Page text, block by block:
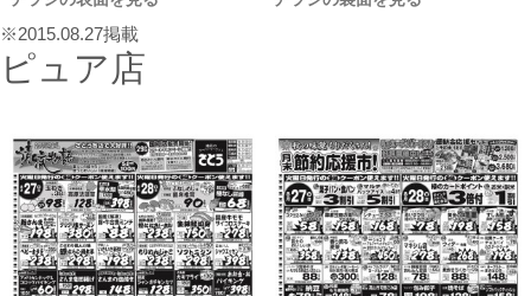
※2015.08.27掲載
ピュア店